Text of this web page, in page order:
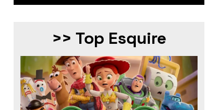
>> Top Esquire